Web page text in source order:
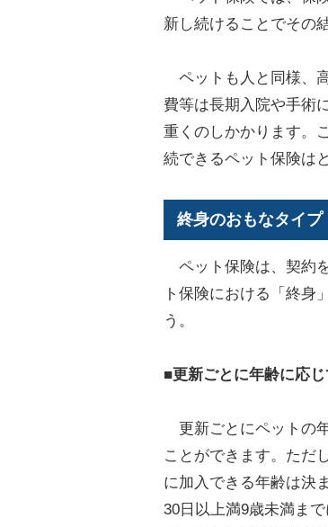
新し続けることでその
ペットも人と同様、
費等は長期入院や手術
重くのしかかります。
続できるペット保険は
終身のおもなタイプ
ペット保険は、契約
ト保険における「終身
う。
■更新ごとに年齢に応
更新ごとにペットの
ことができます。ただ
に加入できる年齢は決
30日以上満9歳未満ま